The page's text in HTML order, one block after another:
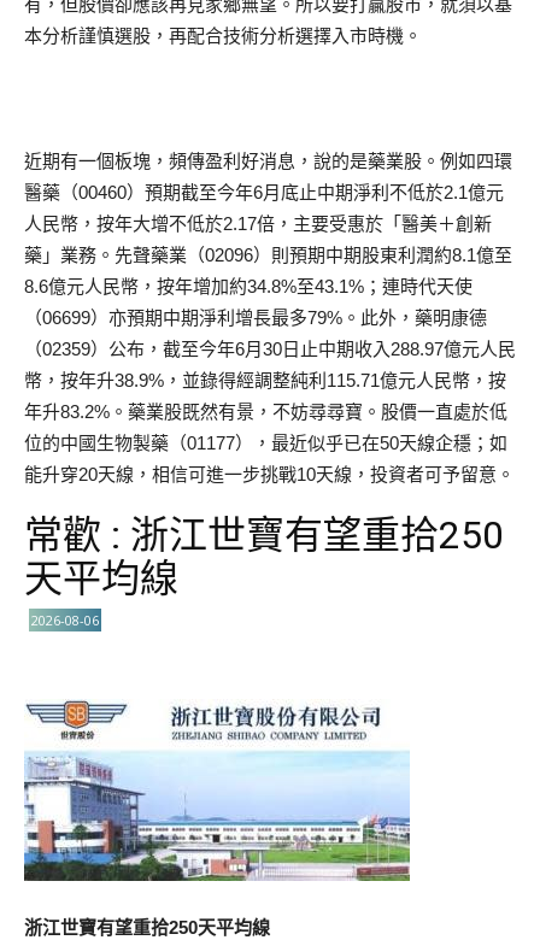
有，但股價卻應該再見家鄉無望。所以要打贏股市，就須以基
本分析謹慎選股，再配合技術分析選擇入市時機。
近期有一個板塊，頻傳盈利好消息，說的是藥業股。例如四環
醫藥（00460）預期截至今年6月底止中期淨利不低於2.1億元
人民幣，按年大增不低於2.17倍，主要受惠於「醫美＋創新
藥」業務。先聲藥業（02096）則預期中期股東利潤約8.1億至
8.6億元人民幣，按年增加約34.8%至43.1%；連時代天使
（06699）亦預期中期淨利增長最多79%。此外，藥明康德
（02359）公布，截至今年6月30日止中期收入288.97億元人民
幣，按年升38.9%，並錄得經調整純利115.71億元人民幣，按
年升83.2%。藥業股既然有景，不妨尋尋寶。股價一直處於低
位的中國生物製藥（01177），最近似乎已在50天線企穩；如
能升穿20天線，相信可進一步挑戰10天線，投資者可予留意。
常歡 : 浙江世寶有望重拾250
天平均線
2026-08-06
浙江世寶有望重拾250天平均線